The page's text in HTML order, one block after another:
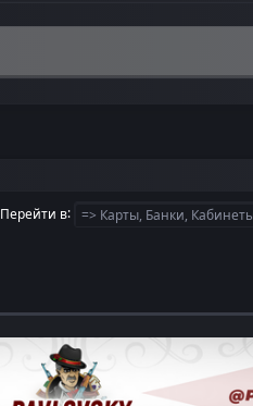
Перейти в